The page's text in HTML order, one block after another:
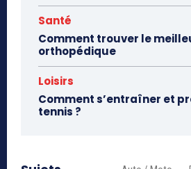
Santé
Comment trouver le
orthopédique
Loisirs
Comment s’entraîner et
tennis ?